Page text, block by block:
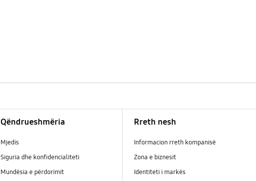
Qëndrueshmëria
Mjedis
Siguria dhe konfidencialiteti
Mundësia e përdorimit
Rreth nesh
Informacion rreth kompanisë
Zona e biznesit
Identiteti i markës